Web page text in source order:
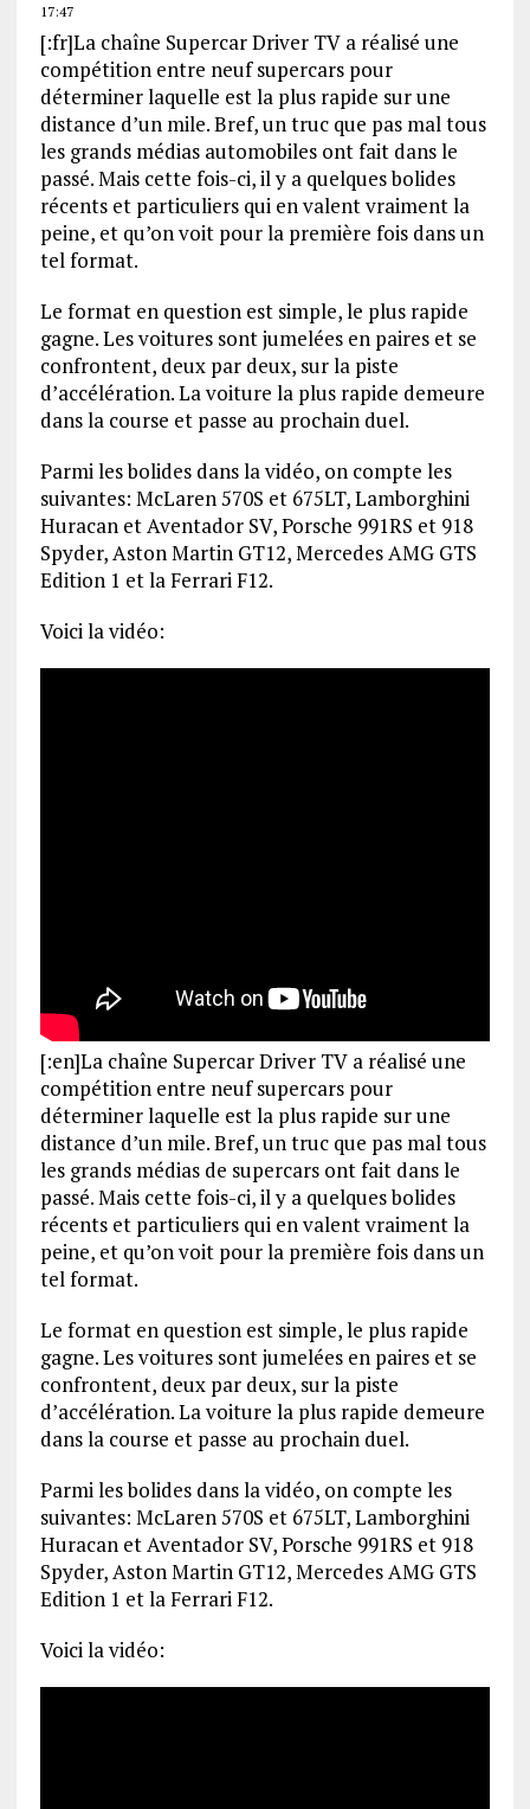
17:47
[:fr]La chaîne Supercar Driver TV a réalisé une
compétition entre neuf supercars pour
déterminer laquelle est la plus rapide sur une
distance d’un mile. Bref, un truc que pas mal tous
les grands médias automobiles ont fait dans le
passé. Mais cette fois-ci, il y a quelques bolides
récents et particuliers qui en valent vraiment la
peine, et qu’on voit pour la première fois dans un
tel format.
Le format en question est simple, le plus rapide
gagne. Les voitures sont jumelées en paires et se
confrontent, deux par deux, sur la piste
d’accélération. La voiture la plus rapide demeure
dans la course et passe au prochain duel.
Parmi les bolides dans la vidéo, on compte les
suivantes: McLaren 570S et 675LT, Lamborghini
Huracan et Aventador SV, Porsche 991RS et 918
Spyder, Aston Martin GT12, Mercedes AMG GTS
Edition 1 et la Ferrari F12.
Voici la vidéo:
[:en]La chaîne Supercar Driver TV a réalisé une
compétition entre neuf supercars pour
déterminer laquelle est la plus rapide sur une
distance d’un mile. Bref, un truc que pas mal tous
les grands médias de supercars ont fait dans le
passé. Mais cette fois-ci, il y a quelques bolides
récents et particuliers qui en valent vraiment la
peine, et qu’on voit pour la première fois dans un
tel format.
Le format en question est simple, le plus rapide
gagne. Les voitures sont jumelées en paires et se
confrontent, deux par deux, sur la piste
d’accélération. La voiture la plus rapide demeure
dans la course et passe au prochain duel.
Parmi les bolides dans la vidéo, on compte les
suivantes: McLaren 570S et 675LT, Lamborghini
Huracan et Aventador SV, Porsche 991RS et 918
Spyder, Aston Martin GT12, Mercedes AMG GTS
Edition 1 et la Ferrari F12.
Voici la vidéo: